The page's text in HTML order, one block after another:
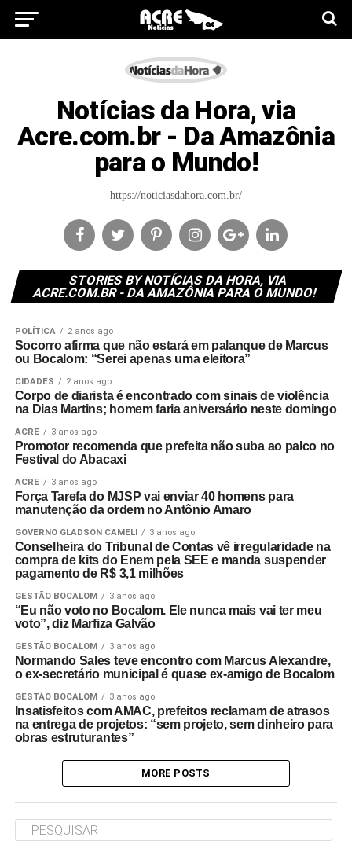
Notícias da Hora, via
Acre.com.br - Da Amazônia
para o Mundo!
https://noticiasdahora.com.br/
STORIES BY NOTÍCIAS DA HORA, VIA
ACRE.COM.BR - DA AMAZÔNIA PARA O MUNDO!
POLÍTICA 2 anos ago
Socorro afirma que não estará em palanque de Marcus
ou Bocalom: “Serei apenas uma eleitora”
CIDADES 2 anos ago
Corpo de diarista é encontrado com sinais de violência
na Dias Martins; homem faria aniversário neste domingo
ACRE 3 anos ago
Promotor recomenda que prefeita não suba ao palco no
Festival do Abacaxi
ACRE 3 anos ago
Força Tarefa do MJSP vai enviar 40 homens para
manutenção da ordem no Antônio Amaro
GOVERNO GLADSON CAMELI 3 anos ago
Conselheira do Tribunal de Contas vê irregularidade na
compra de kits do Enem pela SEE e manda suspender
pagamento de R$ 3,1 milhões
GESTÃO BOCALOM 3 anos ago
“Eu não voto no Bocalom. Ele nunca mais vai ter meu
voto”, diz Marfiza Galvão
GESTÃO BOCALOM 3 anos ago
Normando Sales teve encontro com Marcus Alexandre,
o ex-secretário municipal é quase ex-amigo de Bocalom
GESTÃO BOCALOM 3 anos ago
Insatisfeitos com AMAC, prefeitos reclamam de atrasos
na entrega de projetos: “sem projeto, sem dinheiro para
obras estruturantes”
MORE POSTS